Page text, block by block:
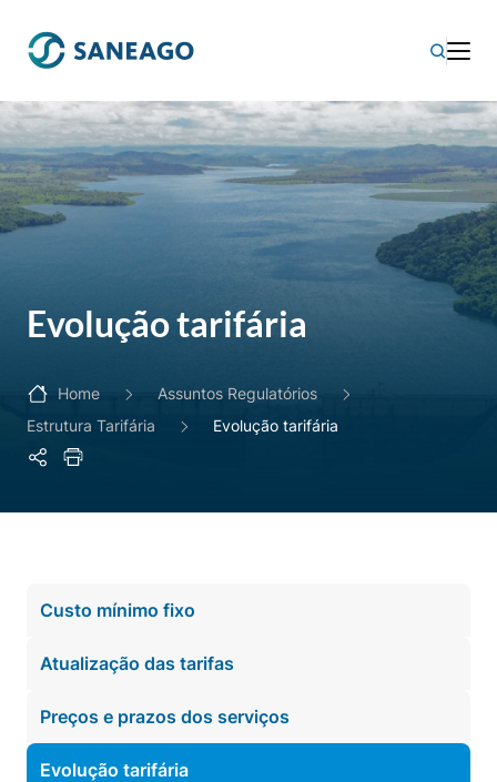
Evolução tarifária
Home
Assuntos Regulatórios
Estrutura Tarifária
Evolução tarifária
Custo mínimo fixo
Atualização das tarifas
Preços e prazos dos serviços
Evolução tarifária